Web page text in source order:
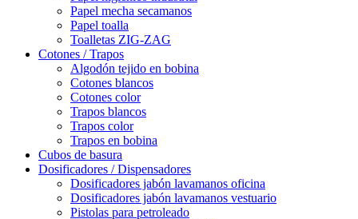
Papel mecha secamanos
Papel toalla
Toalletas ZIG-ZAG
Cotones / Trapos
Algodón tejido en bobina
Cotones blancos
Cotones color
Trapos blancos
Trapos color
Trapos en bobina
Cubos de basura
Dosificadores / Dispensadores
Dosificadores jabón lavamanos oficina
Dosificadores jabón lavamanos vestuario
Pistolas para petroleado